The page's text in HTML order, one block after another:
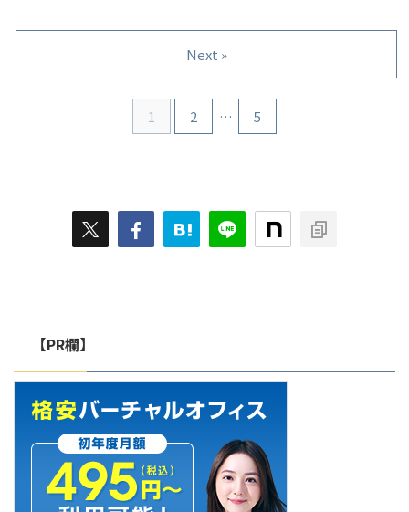
介していますので、ぜひ最後まで
バーチャルオフィスサービスなの
か、気になりますよね。 本記事
では、バーチャルオフィス1の概
要をまとめた上で、実際の利用者
オフィス1があなたに合ったサー
ビスかどうかを判断できるように
なります。 【結論から】バーチ
得なキャンペーンを実施していま
す。クーポンコードを入手すれ
ば、割引価格で利用可能です。
本記事では、GMOオフィスサポ
ートのキャンペーンについて、詳
すので、ぜひご参考ください。
GMOオフィスサポートのクーポ
1 2 … 5
Next »
【PR欄】